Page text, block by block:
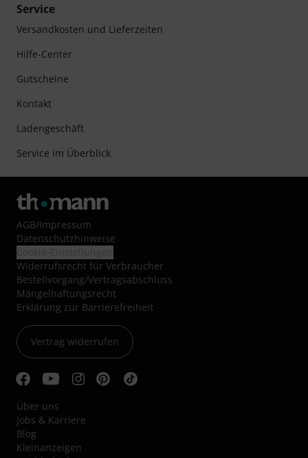
Service
Versandkosten und Lieferzeiten
Hilfe-Center
Gutscheine
Kontakt
Ladengeschäft
Service im Überblick
AGB/Impressum
Datenschutzhinweise
Widerrufsrecht für Verbraucher
Bestellvorgang/Vertragsabschluss
Mängelhaftungsrecht
Erklärung zur Barrierefreiheit
Vertrag widerrufen
Über uns
Jobs & Karriere
Blog
Kleinanzeigen